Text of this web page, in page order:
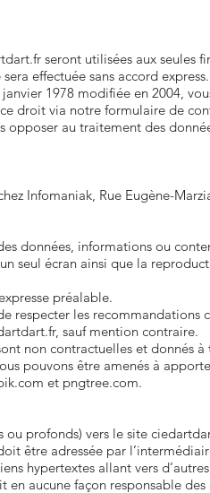
seront utilisées aux seules
effectuée sans accord express.
1978 modifiée en 2004,
droit via notre formulaire de
au traitement des
Infomaniak, Rue Eugène-
données, informations ou
seul écran ainsi que la
préalable.
respecter les recommandations
sauf mention contraire.
non contractuelles et donnés
pouvons être amenés à
et pngtree.com.
profonds) vers le site
être adressée par
hypertextes allant vers
aucune façon responsable